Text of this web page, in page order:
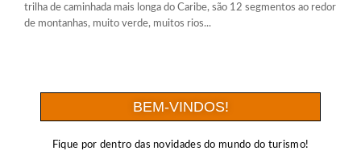
trilha de caminhada mais longa do Caribe, são 12 segmentos ao redor
de montanhas, muito verde, muitos rios...
BEM-VINDOS!
Fique por dentro das novidades do mundo do turismo!